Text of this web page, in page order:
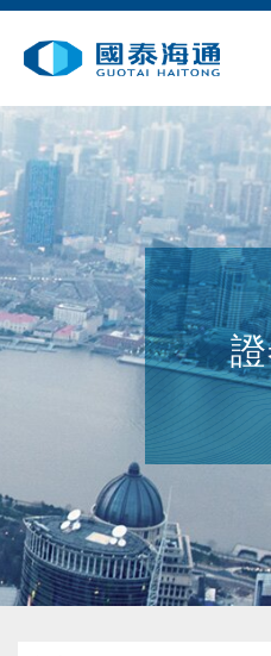
業務
環境、社會及企業管治 國泰海